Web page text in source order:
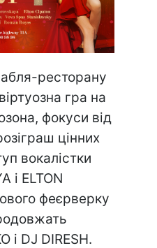
ресторану
гра на
фокуси від
цінних
вокалістки
і ELTON
феєрверку
і DJ DIRESH.